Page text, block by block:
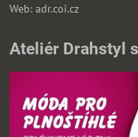
Web: adr.coi.cz
Ateliér Drahstyl